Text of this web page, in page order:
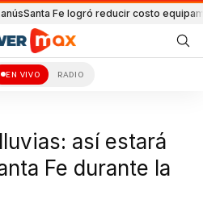
Fe logró reducir costo equipamiento
EN VIVO RADIO
así estará
Fe durante la